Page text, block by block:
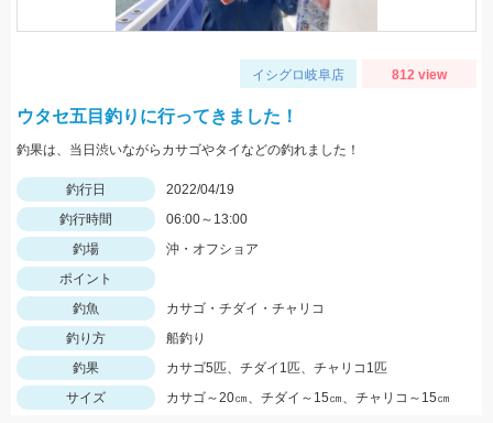
イシグロ岐阜店 812 view
ウタセ五目釣りに行ってきました！
釣果は、当日渋いながらカサゴやタイなどの釣れました！
釣行日
2022/04/19
釣行時間
06:00～13:00
釣場
沖・オフショア
ポイント
釣魚
カサゴ・チダイ・チャリコ
釣り方
船釣り
釣果
カサゴ5匹、チダイ1匹、チャリコ1匹
サイズ
カサゴ～20㎝、チダイ～15㎝、チャリコ～15㎝